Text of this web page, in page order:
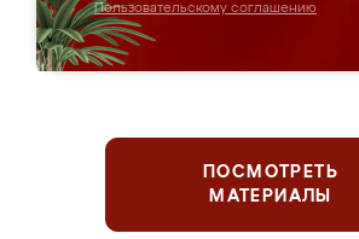
Пользовательскому соглашению
ПОСМОТРЕТЬ
МАТЕРИАЛЫ